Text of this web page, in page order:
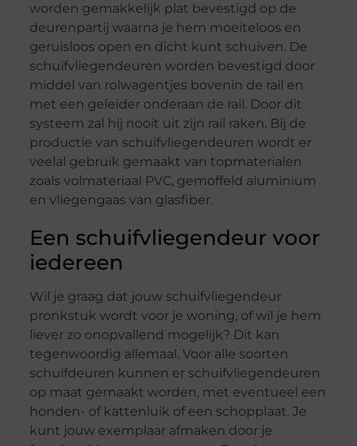
worden gemakkelijk plat bevestigd op de
deurenpartij waarna je hem moeiteloos en
geruisloos open en dicht kunt schuiven. De
schuifvliegendeuren worden bevestigd door
middel van rolwagentjes bovenin de rail en
met een geleider onderaan de rail. Door dit
systeem zal hij nooit uit zijn rail raken. Bij de
productie van schuifvliegendeuren wordt er
veelal gebruik gemaakt van topmaterialen
zoals volmateriaal PVC, gemoffeld aluminium
en vliegengaas van glasfiber.
Een schuifvliegendeur voor
iedereen
Wil je graag dat jouw schuifvliegendeur
pronkstuk wordt voor je woning, of wil je hem
liever zo onopvallend mogelijk? Dit kan
tegenwoordig allemaal. Voor alle soorten
schuifdeuren kunnen er schuifvliegendeuren
op maat gemaakt worden, met eventueel een
honden- of kattenluik of een schopplaat. Je
kunt jouw exemplaar afmaken door je